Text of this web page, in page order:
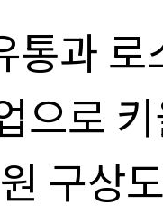
통과
으로
구상